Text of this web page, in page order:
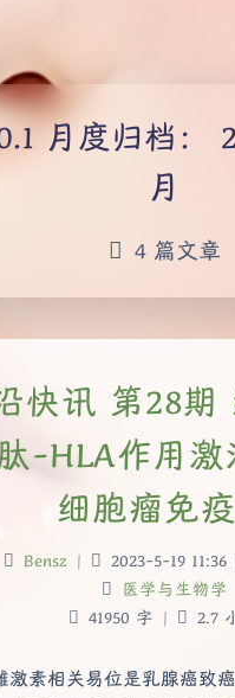
月度归档：
月
4 篇文章
快讯 第28期
-HLA作用激
细胞瘤免
Bensz | 2023-5-19 11:36
医学与生物学
41950 字 | 2.7
激素相关易位是乳腺癌致